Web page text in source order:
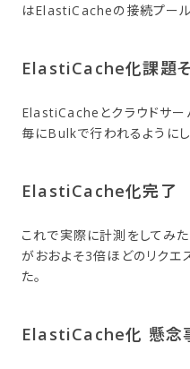
はElastiCacheの接続プール
ElastiCache化課題​
ElastiCacheとクラウドサー
毎にBulkで行われるようにし
ElastiCache化完了
これで実際に計測をしてみ
がおおよそ3倍ほどのリクエ
た。
ElastiCache化 懸念